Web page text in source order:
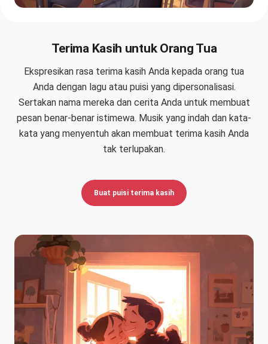
Terima Kasih untuk Orang Tua
Ekspresikan rasa terima kasih Anda kepada orang tua
Anda dengan lagu atau puisi yang dipersonalisasi.
Sertakan nama mereka dan cerita Anda untuk membuat
pesan benar-benar istimewa. Musik yang indah dan kata-
kata yang menyentuh akan membuat terima kasih Anda
tak terlupakan.
Buat puisi terima kasih